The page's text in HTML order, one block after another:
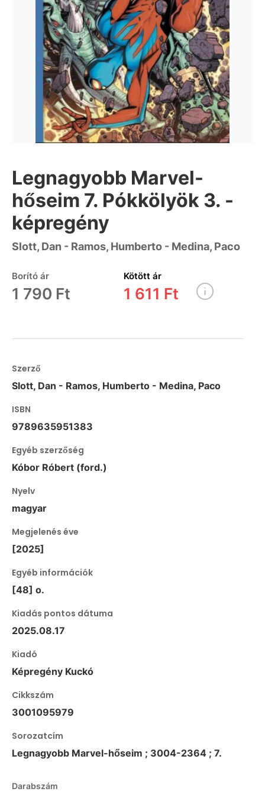
Legnagyobb Marvel-
hőseim 7. Pókkölyök 3. -
képregény
Slott, Dan - Ramos, Humberto - Medina, Paco
Borító ár
1 790 Ft
Kötött ár
1 611 Ft
Szerző
Slott, Dan - Ramos, Humberto - Medina, Paco
ISBN
9789635951383
Egyéb szerzőség
Kóbor Róbert (ford.)
Nyelv
magyar
Megjelenés éve
[2025]
Egyéb információk
[48] o.
Kiadás pontos dátuma
2025.08.17
Kiadó
Képregény Kuckó
Cikkszám
3001095979
Sorozatcím
Legnagyobb Marvel-hőseim ; 3004-2364 ; 7.
Darabszám